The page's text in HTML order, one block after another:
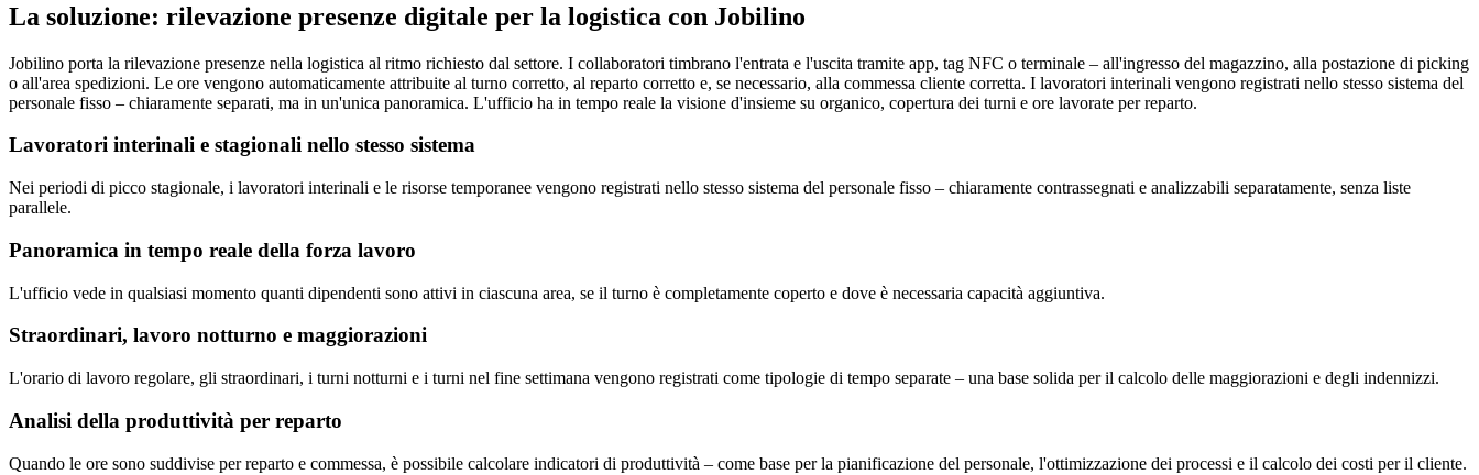
La soluzione: rilevazione presenze digitale per la logistica con Jobilino
Jobilino porta la rilevazione presenze nella logistica al ritmo richiesto dal settore. I collaboratori timbrano l'entrata e l'uscita tramite app, tag NFC o terminale – all'ingresso del magazzino, alla postazione di picking
o all'area spedizioni. Le ore vengono automaticamente attribuite al turno corretto, al reparto corretto e, se necessario, alla commessa cliente corretta. I lavoratori interinali vengono registrati nello stesso sistema del
personale fisso – chiaramente separati, ma in un'unica panoramica. L'ufficio ha in tempo reale la visione d'insieme su organico, copertura dei turni e ore lavorate per reparto.
Lavoratori interinali e stagionali nello stesso sistema
Nei periodi di picco stagionale, i lavoratori interinali e le risorse temporanee vengono registrati nello stesso sistema del personale fisso – chiaramente contrassegnati e analizzabili separatamente, senza liste
parallele.
Panoramica in tempo reale della forza lavoro
L'ufficio vede in qualsiasi momento quanti dipendenti sono attivi in ciascuna area, se il turno è completamente coperto e dove è necessaria capacità aggiuntiva.
Straordinari, lavoro notturno e maggiorazioni
L'orario di lavoro regolare, gli straordinari, i turni notturni e i turni nel fine settimana vengono registrati come tipologie di tempo separate – una base solida per il calcolo delle maggiorazioni e degli indennizzi.
Analisi della produttività per reparto
Quando le ore sono suddivise per reparto e commessa, è possibile calcolare indicatori di produttività – come base per la pianificazione del personale, l'ottimizzazione dei processi e il calcolo dei costi per il cliente.